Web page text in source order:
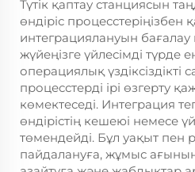
Түтік қаптау станциясын
өндіріс процесстеріңізбен
интеграциялануын бағалау
жүйеңізге үйлесімді түрде
операциялық үздіксіздікті
процесстерді ірі өзгерту
көмектеседі. Интеграция
өндірістің кешеюі немесе
төмендейді. Бұл уақыт пен
пайдалануға, жұмыс